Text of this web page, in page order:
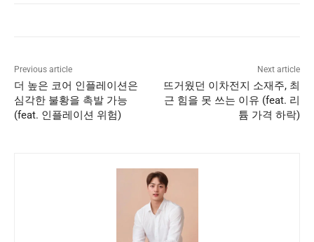
Previous article
더 높은 코어 인플레이션은
심각한 불황을 촉발 가능
(feat. 인플레이션 위험)
Next article
뜨거웠던 이차전지 소재주, 최
근 힘을 못 쓰는 이유 (feat. 리
튬 가격 하락)